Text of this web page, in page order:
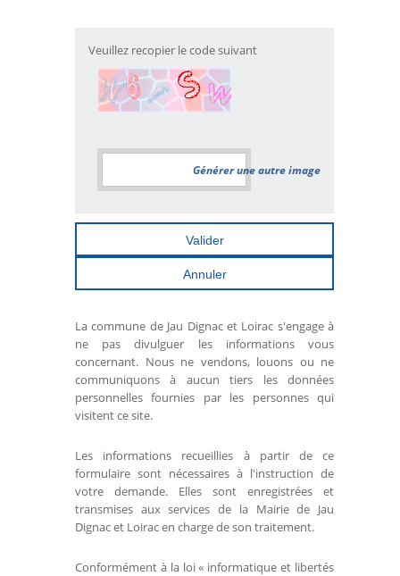
Veuillez recopier le code suivant
Générer une autre image
La commune de Jau Dignac et Loirac s'engage à
ne pas divulguer les informations vous
concernant. Nous ne vendons, louons ou ne
communiquons à aucun tiers les données
personnelles fournies par les personnes qui
visitent ce site.
Les informations recueillies à partir de ce
formulaire sont nécessaires à l'instruction de
votre demande. Elles sont enregistrées et
transmises aux services de la Mairie de Jau
Dignac et Loirac en charge de son traitement.
Conformément à la loi « informatique et libertés